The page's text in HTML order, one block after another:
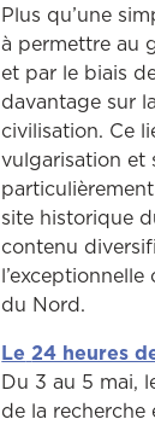
Plus qu’une
à permettre au
et par le biais
davantage sur
civilisation. Ce
vulgarisation et
site historique
contenu
du Nord.
Le 24 heures
Du 3 au 5 mai,
de la recherche